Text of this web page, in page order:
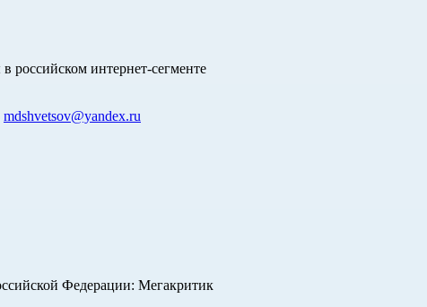
российском интернет-сегменте
mdshvetsov@yandex.ru
Федерации: Мегакритик